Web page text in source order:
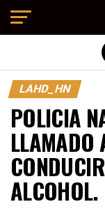
LAHD_HN
POLICIA
LLAMADO
ALCOHOL.